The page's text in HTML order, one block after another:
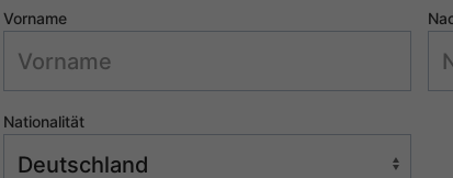
Vorname
Nationalität